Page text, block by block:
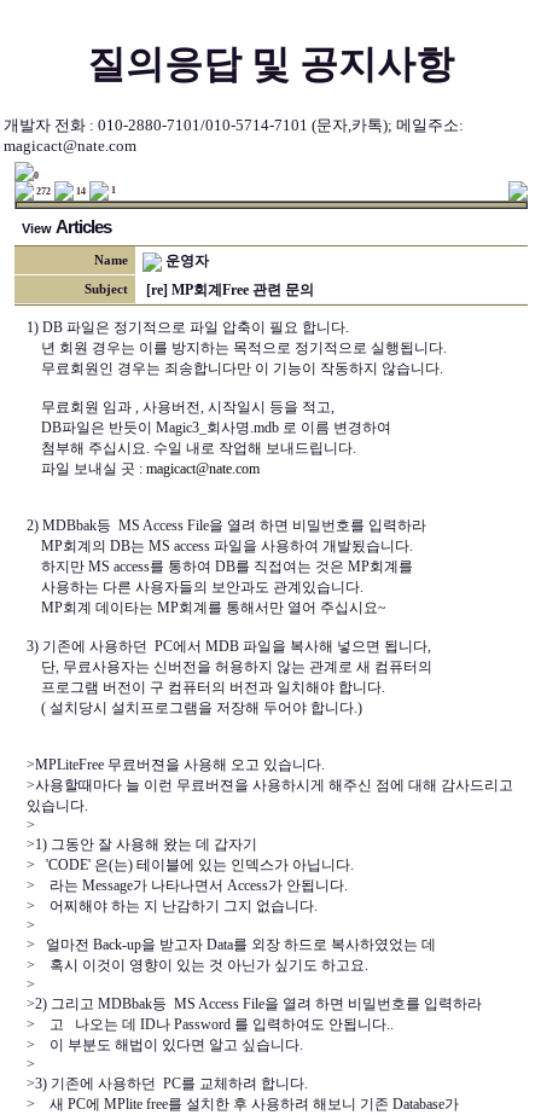
질의응답 및 공지사항
개발자 전화 : 010-2880-7101/010-5714-7101 (문자,카톡); 메일주소:
magicact@nate.com
0
272
14 1
View Articles
Name 운영자
Subject [re] MP회계Free 관련 문의
1) DB 파일은 정기적으로 파일 압축이 필요 합니다.
년 회원 경우는 이를 방지하는 목적으로 정기적으로 실행됩니다.
무료회원인 경우는 죄송합니다만 이 기능이 작동하지 않습니다.
무료회원 임과 , 사용버전, 시작일시 등을 적고,
DB파일은 반듯이 Magic3_회사명.mdb 로 이름 변경하여
첨부해 주십시요. 수일 내로 작업해 보내드립니다.
파일 보내실 곳 : magicact@nate.com
2) MDBbak등 MS Access File을 열려 하면 비밀번호를 입력하라
MP회계의 DB는 MS access 파일을 사용하여 개발됬습니다.
하지만 MS access를 통하여 DB를 직접여는 것은 MP회계를
사용하는 다른 사용자들의 보안과도 관계있습니다.
MP회계 데이타는 MP회계를 통해서만 열어 주십시요~
3) 기존에 사용하던 PC에서 MDB 파일을 복사해 넣으면 됩니다,
단, 무료사용자는 신버전을 허용하지 않는 관계로 새 컴퓨터의
프로그램 버전이 구 컴퓨터의 버전과 일치해야 합니다.
( 설치당시 설치프로그램을 저장해 두어야 합니다.)
>MPLiteFree 무료버젼을 사용해 오고 있습니다.
>사용할때마다 늘 이런 무료버젼을 사용하시게 해주신 점에 대해 감사드리고
있습니다.
>
>1) 그동안 잘 사용해 왔는 데 갑자기
> 'CODE' 은(는) 테이블에 있는 인덱스가 아닙니다.
> 라는 Message가 나타나면서 Access가 안됩니다.
> 어찌해야 하는 지 난감하기 그지 없습니다.
>
> 얼마전 Back-up을 받고자 Data를 외장 하드로 복사하였었는 데
> 혹시 이것이 영향이 있는 것 아닌가 싶기도 하고요.
>
>2) 그리고 MDBbak등 MS Access File을 열려 하면 비밀번호를 입력하라
> 고 나오는 데 ID나 Password 를 입력하여도 안됩니다..
> 이 부분도 해법이 있다면 알고 싶습니다.
>
>3) 기존에 사용하던 PC를 교체하려 합니다.
> 새 PC에 MPlite free를 설치한 후 사용하려 해보니 기존 Database가